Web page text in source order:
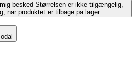
besked Størrelsen er ikke tilgængelig,
når produktet er tilbage på lager